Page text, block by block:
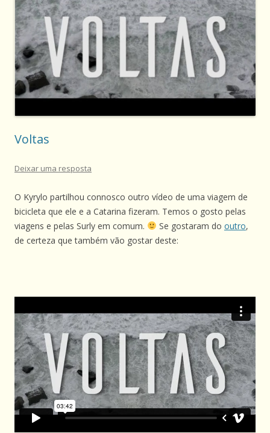
Voltas
Deixar uma resposta
O Kyrylo partilhou connosco outro vídeo de uma viagem de
bicicleta que ele e a Catarina fizeram. Temos o gosto pelas
viagens e pelas Surly em comum.
Se gostaram do outro,
de certeza que também vão gostar deste: